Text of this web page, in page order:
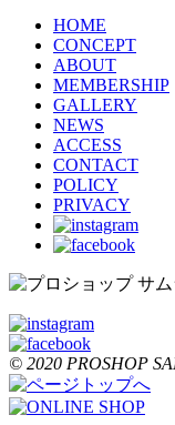
HOME
CONCEPT
ABOUT
MEMBERSHIP
GALLERY
NEWS
ACCESS
CONTACT
POLICY
PRIVACY
© 2020 PROSHOP